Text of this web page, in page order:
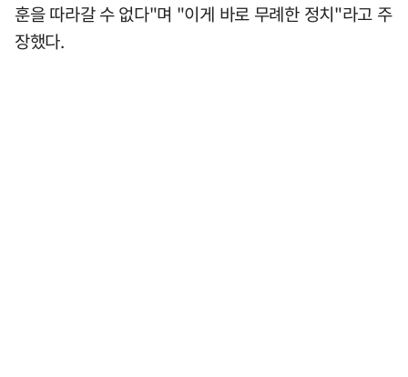
훈을 따라갈 수 없다"며 "이게 바로 무례한 정치"라고 주
장했다.